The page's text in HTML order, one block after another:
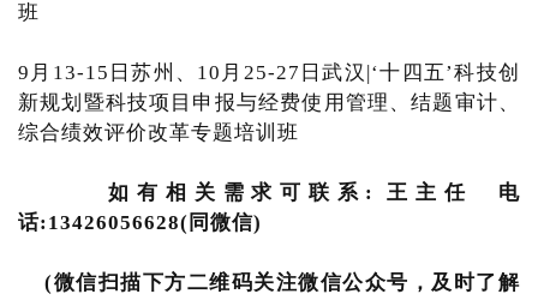
班
9月13-15日苏州、10月25-27日武汉|‘十四五’科技创
新规划暨科技项目申报与经费使用管理、结题审计、
综合绩效评价改革专题培训班
如有相关需求可联系: 王主任 电
话:13426056628(同微信)
(微信扫描下方二维码关注微信公众号，及时了解